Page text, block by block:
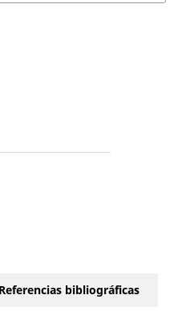
Referencias bibliográficas